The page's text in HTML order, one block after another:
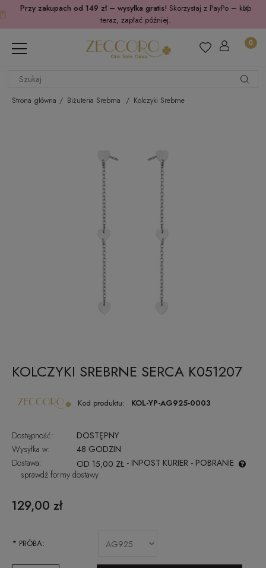
Przy zakupach od 149 zł – wysyłka gratis! Skorzystaj z PayPo – kup
teraz, zapłać później.
Strona główna Biżuteria Srebrna Kolczyki Srebrne
KOLCZYKI SREBRNE SERCA K051207
Kod produktu: KOL-YP-AG925-0003
Dostępność:
DOSTĘPNY
Wysyłka w:
48 GODZIN
Dostawa:
OD 15,00 ZŁ - INPOST KURIER - POBRANIE
CENA NIE ZAWIERA EWENTUALNYCH KOSZTÓW PŁATNOŚCI
sprawdź formy dostawy
129,00 zł
* PRÓBA: